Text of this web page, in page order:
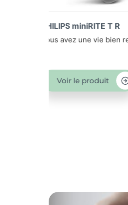
PHILIPS IIC intra-
Petite et quasiment
Voir le produit